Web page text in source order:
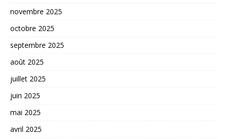
novembre 2025
octobre 2025
septembre 2025
août 2025
juillet 2025
juin 2025
mai 2025
avril 2025